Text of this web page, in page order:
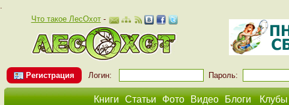
.
Что такое ЛесОхот-
Регистрация Логин: Пароль:
Книги Статьи Фото Видео Блоги Клубы